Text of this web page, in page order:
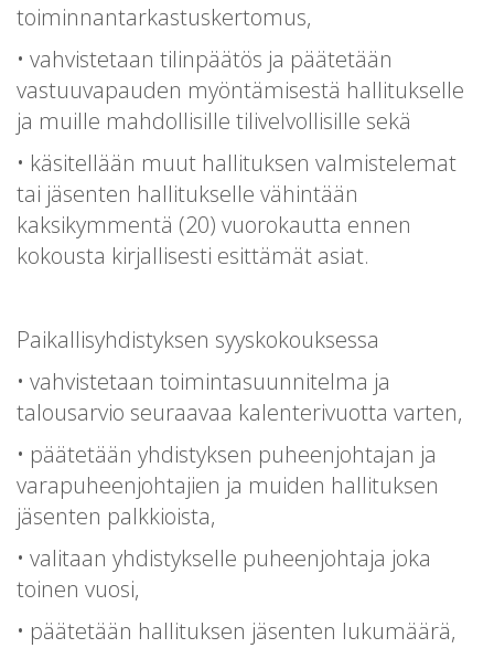
toiminnantarkastuskertomus,
• vahvistetaan tilinpäätös ja päätetään
vastuuvapauden myöntämisestä hallitukselle
ja muille mahdollisille tilivelvollisille sekä
• käsitellään muut hallituksen valmistelemat
tai jäsenten hallitukselle vähintään
kaksikymmentä (20) vuorokautta ennen
kokousta kirjallisesti esittämät asiat.
Paikallisyhdistyksen syyskokouksessa
• vahvistetaan toimintasuunnitelma ja
talousarvio seuraavaa kalenterivuotta varten,
• päätetään yhdistyksen puheenjohtajan ja
varapuheenjohtajien ja muiden hallituksen
jäsenten palkkioista,
• valitaan yhdistykselle puheenjohtaja joka
toinen vuosi,
• päätetään hallituksen jäsenten lukumäärä,